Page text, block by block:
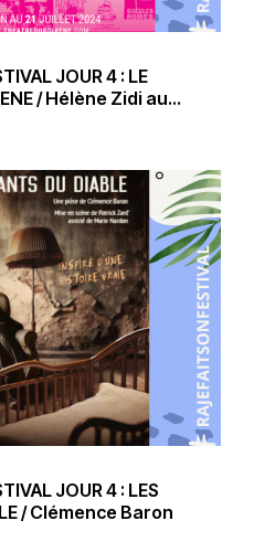
JOUR 4 : LE
/ Hélène Zidi au...
JOUR 4 : LES
/ Clémence Baron